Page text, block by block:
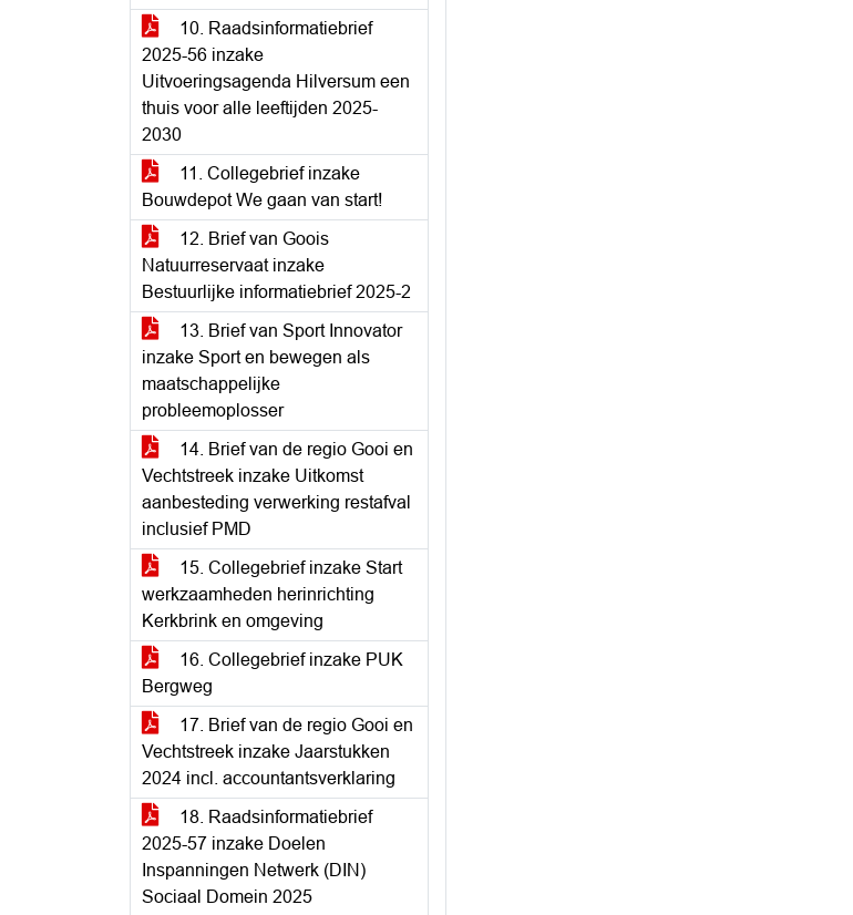
10. Raadsinformatiebrief
2025-56 inzake
Uitvoeringsagenda Hilversum een
thuis voor alle leeftijden 2025-
2030
11. Collegebrief inzake
Bouwdepot We gaan van start!
12. Brief van Goois
Natuurreservaat inzake
Bestuurlijke informatiebrief 2025-2
13. Brief van Sport Innovator
inzake Sport en bewegen als
maatschappelijke
probleemoplosser
14. Brief van de regio Gooi en
Vechtstreek inzake Uitkomst
aanbesteding verwerking restafval
inclusief PMD
15. Collegebrief inzake Start
werkzaamheden herinrichting
Kerkbrink en omgeving
16. Collegebrief inzake PUK
Bergweg
17. Brief van de regio Gooi en
Vechtstreek inzake Jaarstukken
2024 incl. accountantsverklaring
18. Raadsinformatiebrief
2025-57 inzake Doelen
Inspanningen Netwerk (DIN)
Sociaal Domein 2025